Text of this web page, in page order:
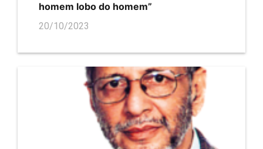
homem lobo do homem”
20/10/2023